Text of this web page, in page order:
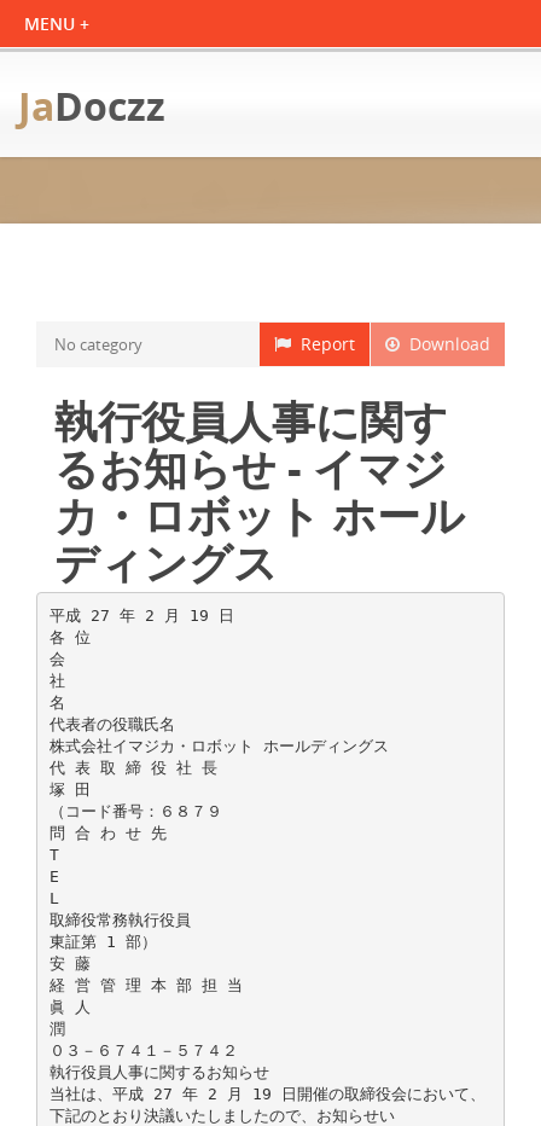
JaDoczz
Download
Report
No category
執行役員人事に関す
るお知らせ - イマジ
カ・ロボット ホール
ディングス
平成 27 年 2 月 19 日
各 位
会
社
名
代表者の役職氏名
株式会社イマジカ・ロボット ホールディングス
代 表 取 締 役 社 長
塚 田
（コード番号：６８７９
問 合 わ せ 先
T
E
L
取締役常務執行役員
東証第 1 部）
安 藤
経 営 管 理 本 部 担 当
眞 人
潤
０３－６７４１－５７４２
執行役員人事に関するお知らせ
当社は、平成 27 年 2 月 19 日開催の取締役会において、
下記のとおり決議いたしましたので、お知らせい